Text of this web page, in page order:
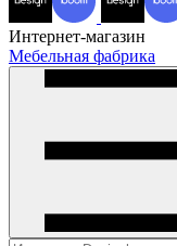
Интернет-магазин
Мебельная фабрика